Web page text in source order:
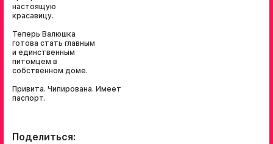
настоящую
красавицу.
Теперь Валюшка
готова стать главным
и единственным
питомцем в
собственном доме.
Привита. Чипирована. Имеет
паспорт.
Поделиться: